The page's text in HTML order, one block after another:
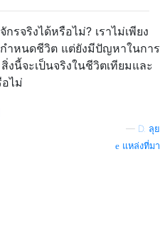
รจริงได้หรือไม่? เราไม่เพียง
ำหนดชีวิต แต่ยังมีปัญหาในการ
นี้จะเป็นจริงในชีวิตเทียมและ
ไม่
— D. ลุย
แหล่งที่มา